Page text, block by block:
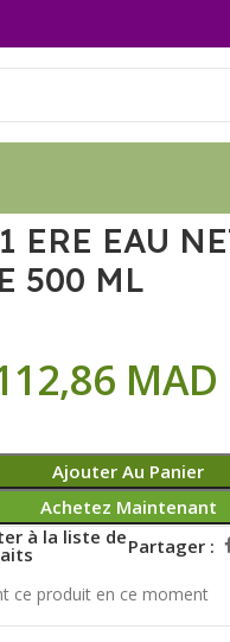
ERE EAU
500 ML
MAD
Ajouter Au Panier
Achetez Maintenant
à la liste dePartager :